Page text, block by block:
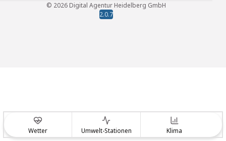
© 2026 Digital Agentur Heidelberg GmbH
2.0.7
Wetter Umwelt-Stationen Klima